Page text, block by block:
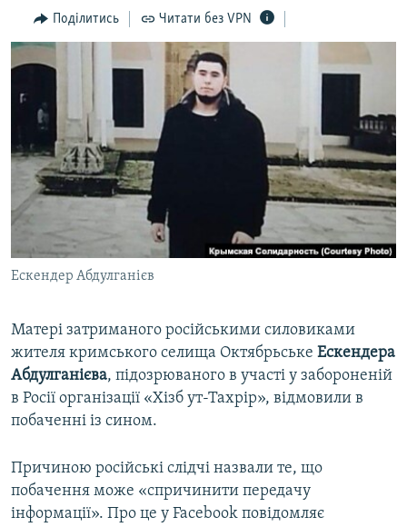
пошукуІНТЕРВ'Ю
СПЕЦПРОЕКТИ
ДЕПОРТАЦІЯ
ВІДЕОУРОКИ «ELIFBE»
СВІДЧЕННЯ ОКУПАЦІЇ
УКРАЇНСЬКА ПРОБЛЕМА КРИМУ
ІНФОГРАФІКА
ЯК ОБІЙТИ БЛОКУВАННЯ
Русский
Qırımtatar
ДОЛУЧАЙСЯ!
Усі сайти RFE/RL
Поділитись Читати без VPN
Ескендер Абдулганієв
Матері затриманого російськими силовиками
жителя кримського селища Октябрьське Ескендера
Абдулганієва, підозрюваного в участі у забороненій
в Росії організації «Хізб ут-Тахрір», відмовили в
побаченні із сином.
Причиною російські слідчі назвали те, що
побачення може «спричинити передачу
інформації». Про це у Facebook повідомляє